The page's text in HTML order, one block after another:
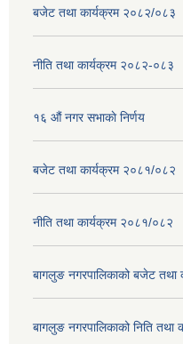
बजेट तथा कार्यक्रम २०८२/०८३
नीति तथा कार्यक्रम २०८२-०८३
१६ ‌औं नगर सभाकाे निर्णय
बजेट तथा कार्यक्रम २०८१/०८२
नीति तथा कार्यक्रम २०८१/०८२
बागलुङ नगरपालिकाको बजेट
बागलुङ नगरपालिकाको निति